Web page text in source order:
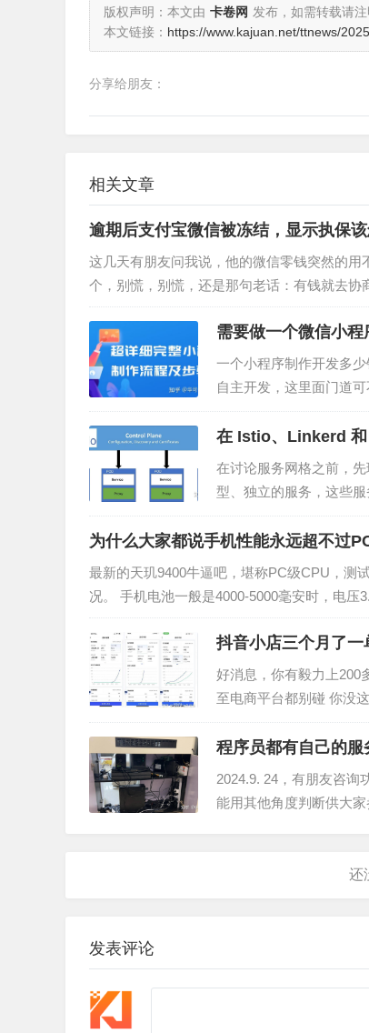
版权声明：本文由 卡卷网 发布，如需转载请注
本文链接： https://www.kajuan.net/ttnews/
分享给朋友：
相关文章
逾期后支付宝微信被冻结，显示执保该
这几天有朋友问我说，他的微信零钱突然的
个，别慌，别慌，还是那句老话：有钱就去
针对这个问题，我就给大家做一哥比…
需要做一个微信小
一个小程序制作开发多
自主开发，这里面门道
用： 600 - 3000 /年 这
在 Istio、Linkerd 和
在讨论服务网格之前，
型、独立的服务，这些
挑战，例如如何保证安
为什么大家都说手机性能永远超不过
最新的天玑9400牛逼吧，堪称PC级CPU，测
况。 手机电池一般是4000-5000毫安时，电
抖音小店三个月了
办？
好消息，你有毅力上200
至电商平台都别碰 你没
直接给你这套至少价值
程序员都有自己的服
2024.9. 24，有朋友咨询
能用其他角度判断供大
发表评论